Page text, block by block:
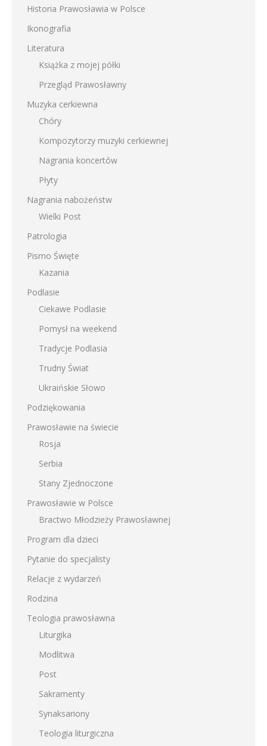
Historia Prawosławia w Polsce
Ikonografia
Literatura
Książka z mojej półki
Przegląd Prawosławny
Muzyka cerkiewna
Chóry
Kompozytorzy muzyki cerkiewnej
Nagrania koncertów
Płyty
Nagrania nabożeństw
Wielki Post
Patrologia
Pismo Święte
Kazania
Podlasie
Ciekawe Podlasie
Pomysł na weekend
Tradycje Podlasia
Trudny Świat
Ukraińskie Słowo
Podziękowania
Prawosławie na świecie
Rosja
Serbia
Stany Zjednoczone
Prawosławie w Polsce
Bractwo Młodzieży Prawosławnej
Program dla dzieci
Pytanie do specjalisty
Relacje z wydarzeń
Rodzina
Teologia prawosławna
Liturgika
Modlitwa
Post
Sakramenty
Synaksariony
Teologia liturgiczna